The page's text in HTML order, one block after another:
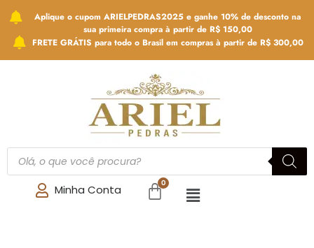
Aplique o cupom ARIELPEDRAS2025 e ganhe 10% de desconto na
sua primeira compra à partir de R$ 150,00
FRETE GRÁTIS para todo o Brasil em compras à partir de R$ 300,00
Minha Conta